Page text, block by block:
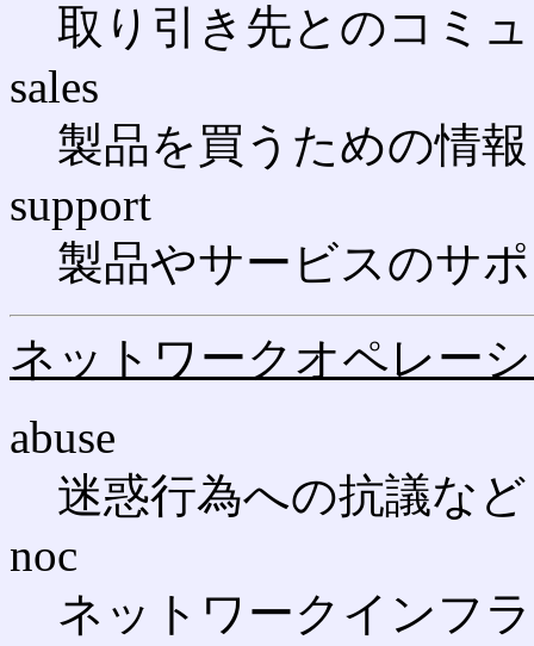
取り引き先とのコミ
sales
製品を買うための情報
support
製品やサービスのサ
ネットワークオペレー
abuse
迷惑行為への抗議など
noc
ネットワークインフラ